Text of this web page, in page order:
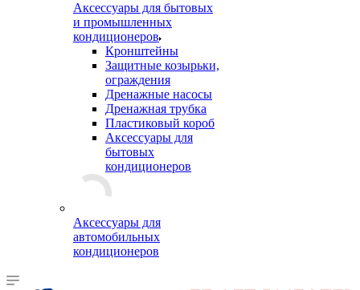
Аксессуары для бытовых
и промышленных
кондиционеров
Кронштейны
Защитные козырьки,
ограждения
Дренажные насосы
Дренажная трубка
Пластиковый короб
Аксессуары для
бытовых
кондиционеров
Аксессуары для
автомобильных
кондиционеров